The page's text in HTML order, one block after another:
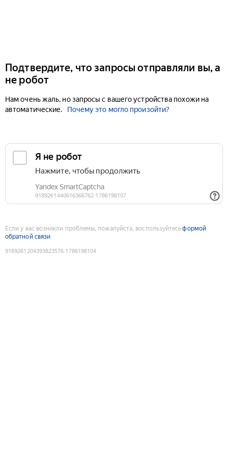
Подтвердите, что запросы отправляли вы, а
не робот
Нам очень жаль, но запросы с вашего устройства похожи на
автоматические.
Почему это могло произойти?
Если у вас возникли проблемы, пожалуйста, воспользуйтесьформой
обратной связи
9189261204393823576:1786198104